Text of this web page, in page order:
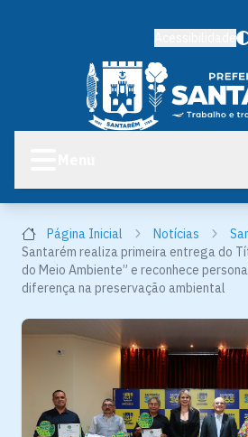
Página Inicial Notícias
Santarém realiza primeira entrega do
do Meio Ambiente” e reconhece
diferença na preservação ambiental